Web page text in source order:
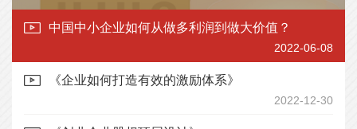
中国中小企业如何从做多利润到做大价值？
2022-06-08
《企业如何打造有效的激励体系》
2022-12-30